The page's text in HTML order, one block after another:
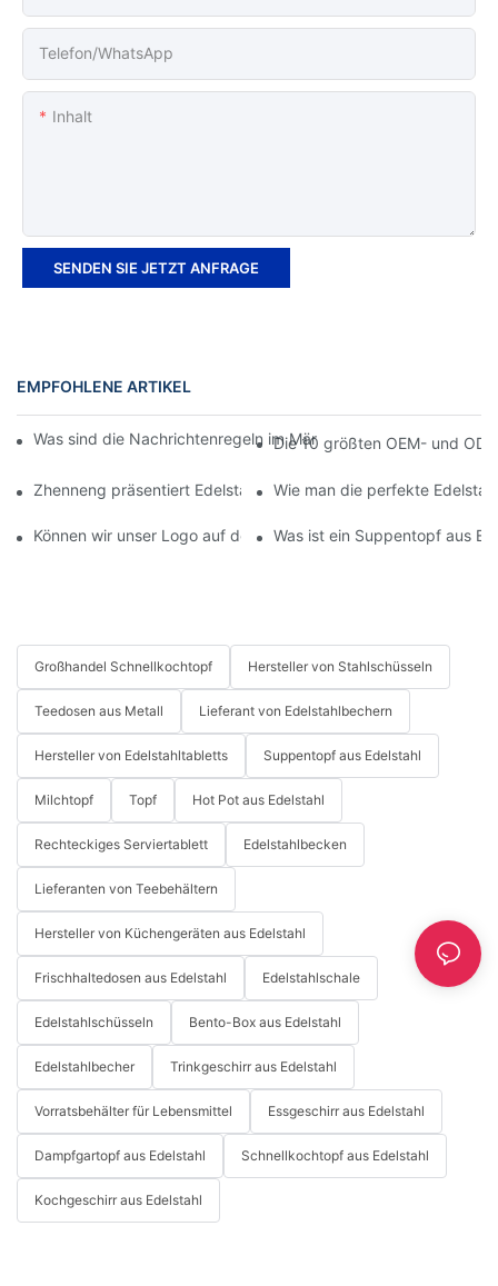
Telefon/WhatsApp
Inhalt
SENDEN SIE JETZT ANFRAGE
EMPFOHLENE ARTIKEL
Was sind die Nachrichtenregeln im März –Die 10 größten OEM- und
Zhenneng präsentiert Edelstahlinnovationen auf der
Wie man die perfekte
Können wir unser Logo auf dem Produkt anbringen?
Was ist ein Suppentopf aus
Großhandel Schnellkochtopf Hersteller von Stahlschüsseln
Teedosen aus Metall Lieferant von Edelstahlbechern
Hersteller von Edelstahltabletts Suppentopf aus Edelstahl
Milchtopf Topf Hot Pot aus Edelstahl
Rechteckiges Serviertablett Edelstahlbecken
Lieferanten von Teebehältern
Hersteller von Küchengeräten aus Edelstahl
Frischhaltedosen aus Edelstahl Edelstahlschale
Edelstahlschüsseln Bento-Box aus Edelstahl
Edelstahlbecher Trinkgeschirr aus Edelstahl
Vorratsbehälter für Lebensmittel Essgeschirr aus Edelstahl
Dampfgartopf aus Edelstahl Schnellkochtopf aus Edelstahl
Kochgeschirr aus Edelstahl